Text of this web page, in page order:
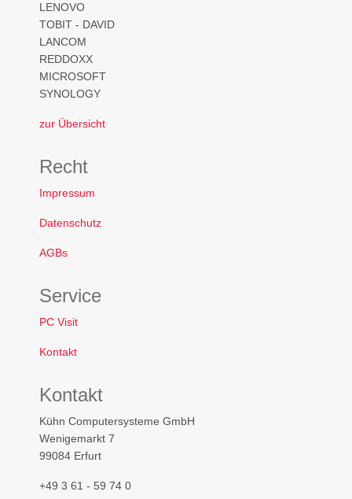
LENOVO
TOBIT - DAVID
LANCOM
REDDOXX
MICROSOFT
SYNOLOGY
zur Übersicht
Recht
Impressum
Datenschutz
AGBs
Service
PC Visit
Kontakt
Kontakt
Kühn Computersysteme GmbH
Wenigemarkt 7
99084 Erfurt
+49 3 61 - 59 74 0